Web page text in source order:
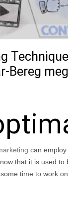
Bereg
can
that it is used
time to work